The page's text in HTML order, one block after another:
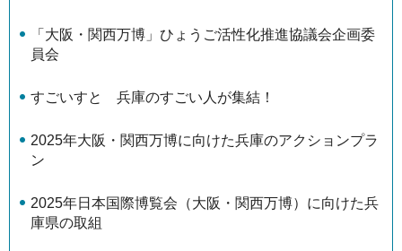
「大阪・関西万博」ひょうご活性化推進協議会企画委
員会
すごいすと 兵庫のすごい人が集結！
2025年大阪・関西万博に向けた兵庫のアクションプラ
ン
2025年日本国際博覧会（大阪・関西万博）に向けた兵
庫県の取組